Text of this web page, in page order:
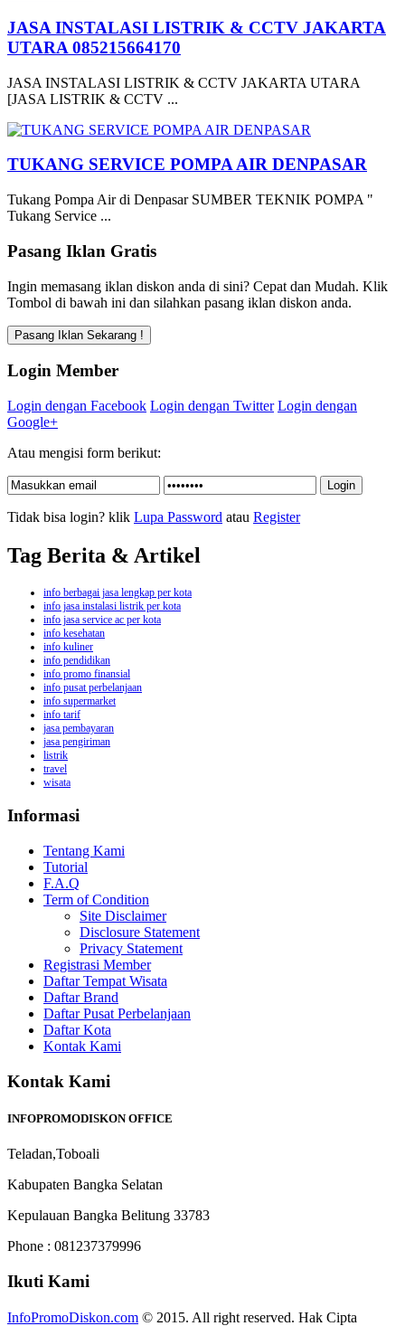
JASA INSTALASI LISTRIK & CCTV JAKARTA
UTARA 085215664170
JASA INSTALASI LISTRIK & CCTV JAKARTA UTARA
[JASA LISTRIK & CCTV ...
TUKANG SERVICE POMPA AIR DENPASAR
Tukang Pompa Air di Denpasar SUMBER TEKNIK POMPA "
Tukang Service ...
Pasang Iklan Gratis
Ingin memasang iklan diskon anda di sini? Cepat dan Mudah. Klik
Tombol di bawah ini dan silahkan pasang iklan diskon anda.
Login Member
Login dengan Facebook Login dengan Twitter Login dengan
Google+
Atau mengisi form berikut:
Tidak bisa login? klik Lupa Password atau Register
Tag Berita & Artikel
info berbagai jasa lengkap per kota
info jasa instalasi listrik per kota
info jasa service ac per kota
info kesehatan
info kuliner
info pendidikan
info promo finansial
info pusat perbelanjaan
info supermarket
info tarif
jasa pembayaran
jasa pengiriman
listrik
travel
wisata
Informasi
Tentang Kami
Tutorial
F.A.Q
Term of Condition
Site Disclaimer
Disclosure Statement
Privacy Statement
Registrasi Member
Daftar Tempat Wisata
Daftar Brand
Daftar Pusat Perbelanjaan
Daftar Kota
Kontak Kami
Kontak Kami
INFOPROMODISKON OFFICE
Teladan,Toboali
Kabupaten Bangka Selatan
Kepulauan Bangka Belitung 33783
Phone : 081237379996
Ikuti Kami
InfoPromoDiskon.com © 2015. All right reserved. Hak Cipta